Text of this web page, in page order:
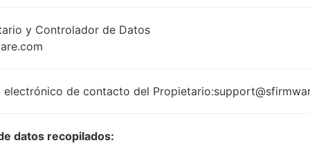
pulgada)
1.2Ghz Qualcomm
1GB
Android
y Controlador de Datos
electrónico de contacto del
datos recopilados: